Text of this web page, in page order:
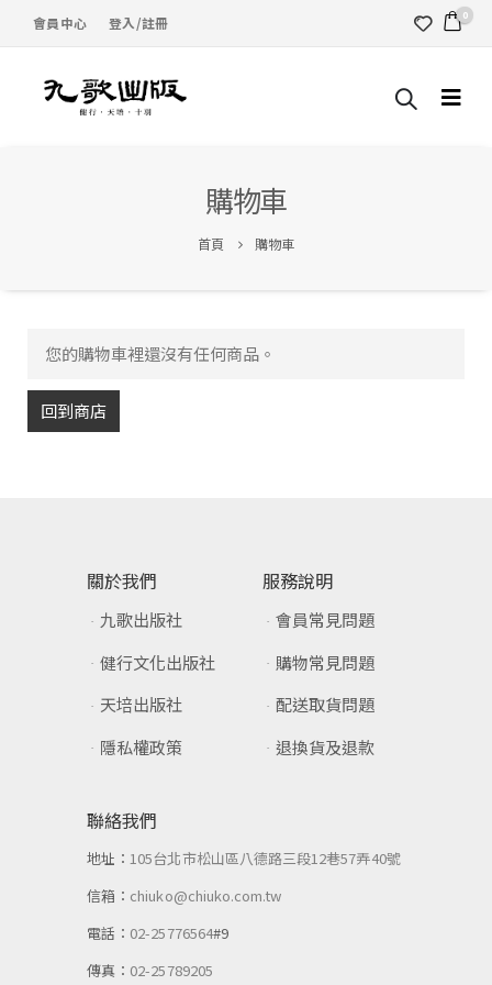
會員中心 登入/註冊 0
購物車
首頁 購物車
您的購物車裡還沒有任何商品。
回到商店
關於我們
九歌出版社
健行文化出版社
天培出版社
隱私權政策
服務說明
會員常見問題
購物常見問題
配送取貨問題
退換貨及退款
聯絡我們
地址：105台北市松山區八德路三段12巷57弄40號
信箱： chiuko@chiuko.com.tw
電話： 02-25776564#9
傳真： 02-25789205